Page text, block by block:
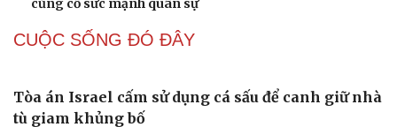
Quốc và Nga
mưa tên lửa Nga
Hai điểm nóng Iran và Ukraine làm trầm trọng thêm